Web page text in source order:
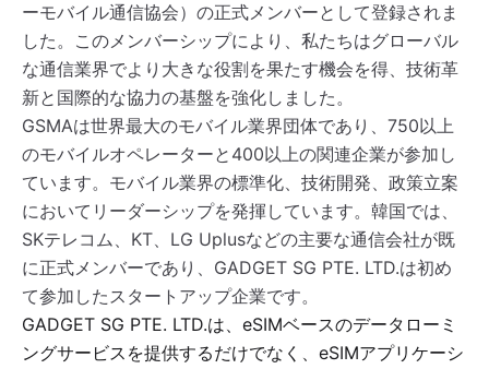
ーモバイル通信協会）の正式メンバーとして登録されま
した。このメンバーシップにより、私たちはグローバル
な通信業界でより大きな役割を果たす機会を得、技術革
新と国際的な協力の基盤を強化しました。
GSMAは世界最大のモバイル業界団体であり、750以上
のモバイルオペレーターと400以上の関連企業が参加し
ています。モバイル業界の標準化、技術開発、政策立案
においてリーダーシップを発揮しています。韓国では、
SKテレコム、KT、LG Uplusなどの主要な通信会社が既
に正式メンバーであり、GADGET SG PTE. LTD.は初め
て参加したスタートアップ企業です。
GADGET SG PTE. LTD.は、eSIMベースのデータローミ
ングサービスを提供するだけでなく、eSIMアプリケーシ